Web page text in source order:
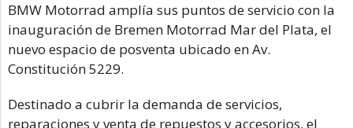
BMW Motorrad amplía sus puntos de servicio con la
inauguración de Bremen Motorrad Mar del Plata, el
nuevo espacio de posventa ubicado en Av.
Constitución 5229.
Destinado a cubrir la demanda de servicios,
reparaciones y venta de repuestos y accesorios, el